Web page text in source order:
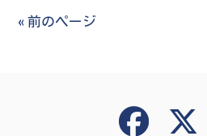
« 前のページ